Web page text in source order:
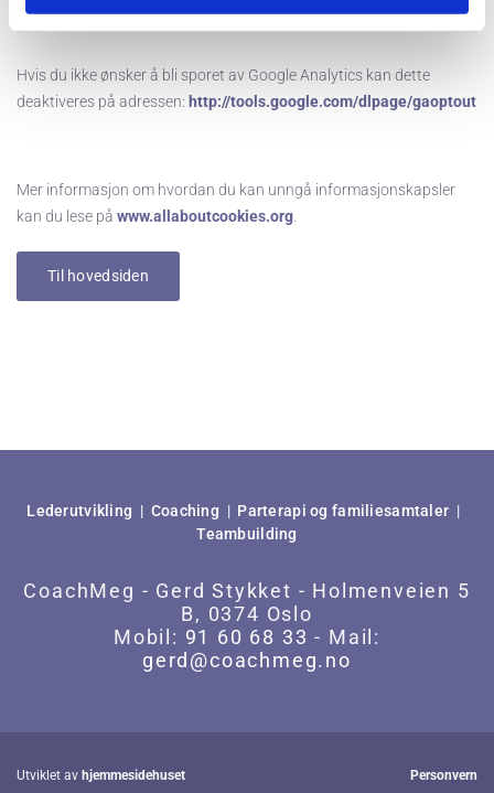
Hvis du ikke ønsker å bli sporet av Google Analytics kan dette
deaktiveres på adressen: http://tools.google.com/dlpage/gaoptout
Mer informasjon om hvordan du kan unngå informasjonskapsler
kan du lese på www.allaboutcookies.org.
Til hovedsiden
Lederutvikling | Coaching | Parterapi og familiesamtaler |
Teambuilding
CoachMeg - Gerd Stykket - Holmenveien 5
B, 0374 Oslo
Mobil: 91 60 68 33 - Mail:
gerd@coachmeg.no
Utviklet av hjemmesidehuset Personvern